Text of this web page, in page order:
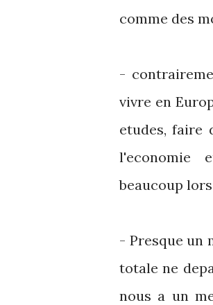
comme des
-
vivre en
etudes, faire
l'economie
beaucoup
- Presque un
totale ne
nous a un